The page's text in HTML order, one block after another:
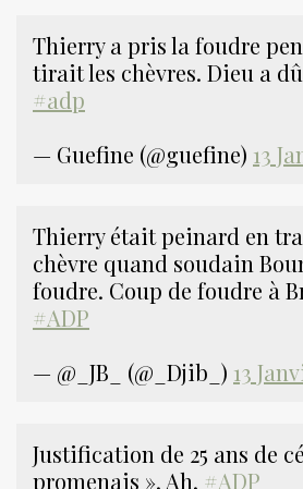
Thierry a pris la foudre
tirait les chèvres. Dieu a
#adp
— Guefine (@guefine) 13
Thierry était peinard en
chèvre quand soudain
foudre. Coup de foudre à
#ADP
— @_JB_ (@_Djib_) 13
Justification de 25 ans de
promenais ». Ah. #ADP